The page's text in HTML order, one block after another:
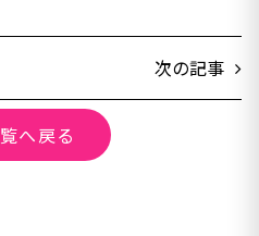
次の記事
へ戻る